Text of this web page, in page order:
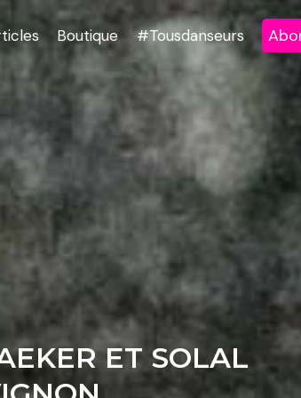
Boutique #Tousdanseurs
ET SOLAL